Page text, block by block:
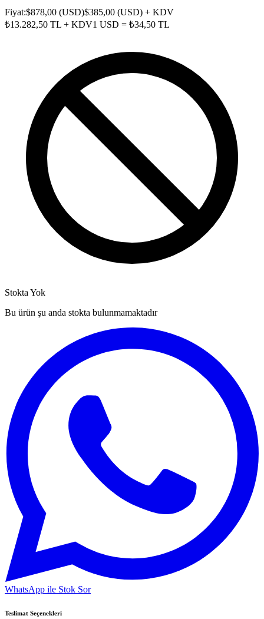
Fiyat:$878,00 (USD)$385,00 (USD) + KDV
₺13.282,50 TL + KDV1 USD = ₺34,50 TL
Stokta Yok
Bu ürün şu anda stokta bulunmamaktadır
WhatsApp ile Stok Sor
Teslimat Seçenekleri